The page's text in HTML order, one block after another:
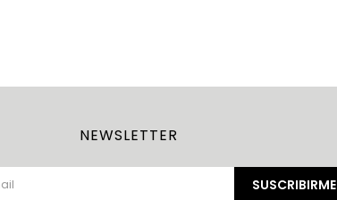
NEWSLETTER
SUSCRIBIRME